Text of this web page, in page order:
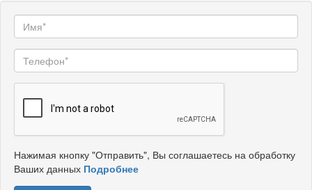
Нажимая кнопку "Отправить", Вы соглашаетесь на обработку
Ваших данных Подробнее